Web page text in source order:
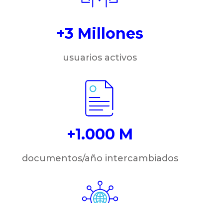
+3 Millones
usuarios activos
+1.000 M
documentos/año intercambiados